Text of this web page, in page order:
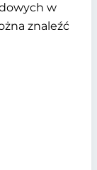
w
znaleźć